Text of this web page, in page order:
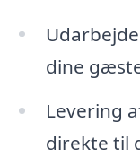
dine
Levering
direkte til